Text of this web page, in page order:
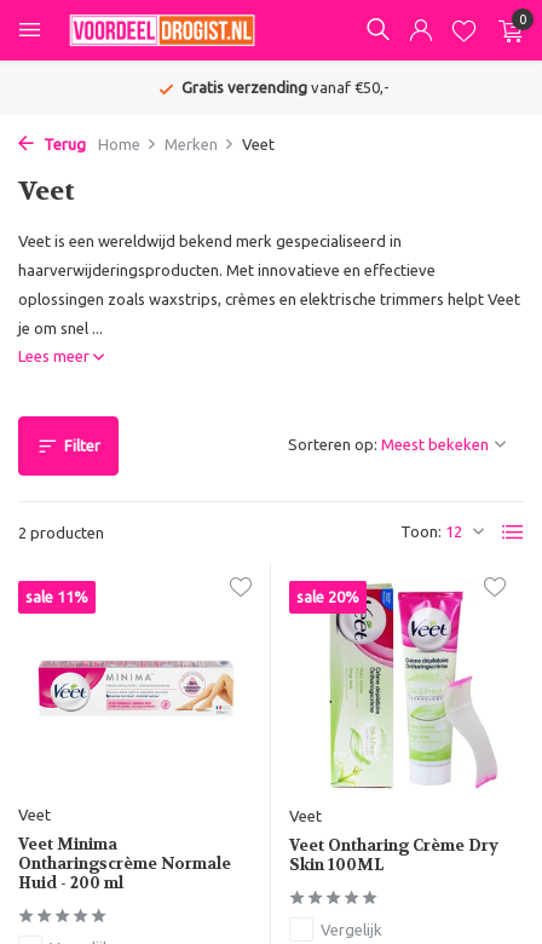
0
Gratis verzendingvanaf €50,-
Terug Home Merken Veet
Veet
Veet is een wereldwijd bekend merk gespecialiseerd in
haarverwijderingsproducten. Met innovatieve en effectieve
oplossingen zoals waxstrips, crèmes en elektrische trimmers helpt Veet
je om snel ...
Lees meer
Filter
2 producten Toon:
Sorteren op:
sale 11%
Veet
Veet Minima
Ontharingscrème Normale
Huid - 200 ml
sale 20%
Veet
Veet Ontharing Crème Dry
Skin 100ML
Vergelijk